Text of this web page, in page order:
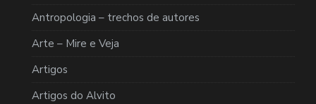
Antropologia – trechos de autores
Arte – Mire e Veja
Artigos
Artigos do Alvito